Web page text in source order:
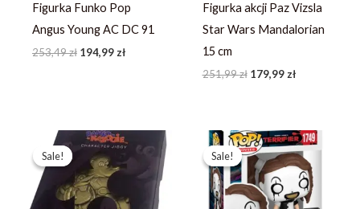
Figurka Funko Pop
Angus Young AC DC 91
253,49zł 194,99zł
Figurka akcji Paz Vizsla
Star Wars Mandalorian
15 cm
251,99zł 179,99zł
Sale!
Sale!
Pierwotna
cena
wynosiła:
128,79 zł.
Aktualna
cena
wynosi:
91,99 zł.
Sale!
Sale!
Pierwotna
cena
wynosiła:
264,67 zł.
Aktualna
cena
wynosi:
203,59 zł.